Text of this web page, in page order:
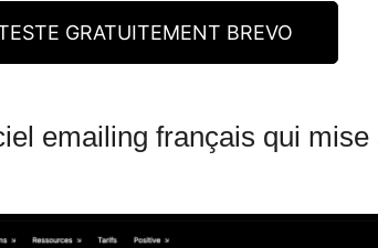
GRATUITEMENT BREVO
emailing français qui mise